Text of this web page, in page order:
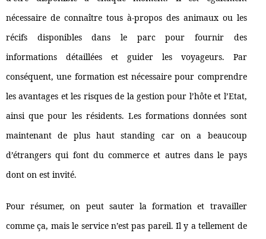
nécessaire de connaître tous à-propos des animaux ou les
récifs disponibles dans le parc pour fournir des
informations détaillées et guider les voyageurs. Par
conséquent, une formation est nécessaire pour comprendre
les avantages et les risques de la gestion pour l’hôte et l’Etat,
ainsi que pour les résidents. Les formations données sont
maintenant de plus haut standing car on a beaucoup
d’étrangers qui font du commerce et autres dans le pays
dont on est invité.
Pour résumer, on peut sauter la formation et travailler
comme ça, mais le service n’est pas pareil. Il y a tellement de